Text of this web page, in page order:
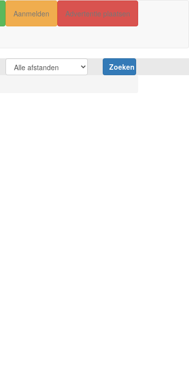
Aanmelden Advertentie plaatsen
Zoeken